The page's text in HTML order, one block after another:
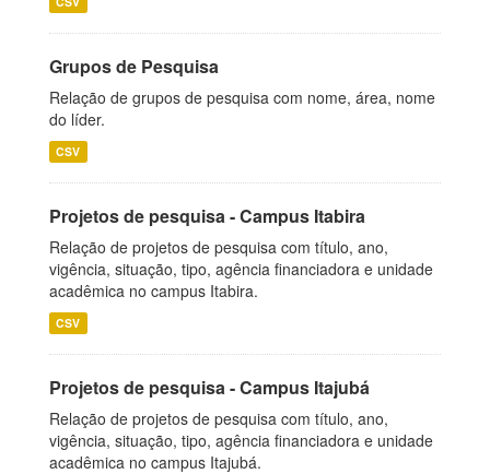
Grupos de Pesquisa
Relação de grupos de pesquisa com nome, área, nome
do líder.
CSV
Projetos de pesquisa - Campus Itabira
Relação de projetos de pesquisa com título, ano,
vigência, situação, tipo, agência financiadora e unidade
acadêmica no campus Itabira.
CSV
Projetos de pesquisa - Campus Itajubá
Relação de projetos de pesquisa com título, ano,
vigência, situação, tipo, agência financiadora e unidade
acadêmica no campus Itajubá.